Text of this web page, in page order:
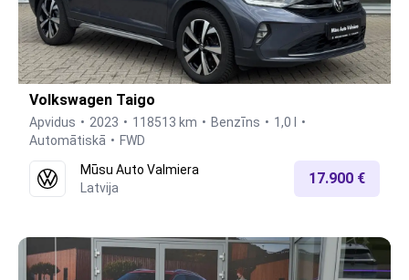
Volkswagen Taigo
Apvidus 2023 118513 km Benzīns
1,0 l
Automātiskā
FWD
Mūsu Auto Valmiera
Latvija
17.900 €